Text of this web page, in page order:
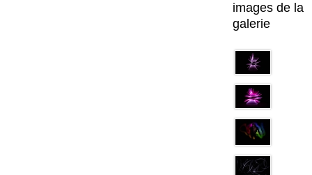
images de la
galerie